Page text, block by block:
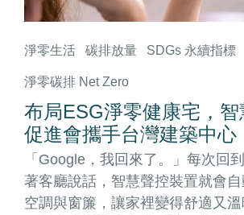
淨零生活 碳排放量 SDGs 永續指標
淨零碳排 Net Zero
布局ESG淨零健康宅，
促進會攜手台灣建築中心
「Google，我回來了。」每次回
著客廳說話，智慧聲控裝置就會自
空調與窗簾，讓家裡變得舒適又